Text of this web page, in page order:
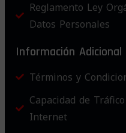
Reglamento Ley
Datos Personales
Información Adicional
Términos y
Capacidad de
Internet